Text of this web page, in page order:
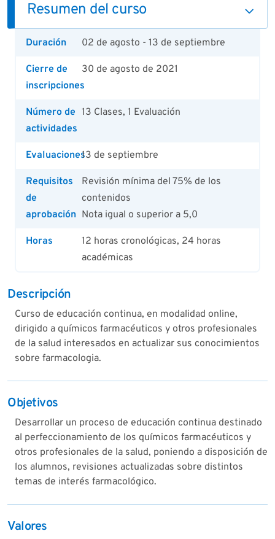
Resumen del curso
Duración 02 de agosto - 13 de septiembre
Cierre de
inscripciones
30 de agosto de 2021
Número de
actividades
13 Clases, 1 Evaluación
Evaluaciones13 de septiembre
Requisitos
de
aprobación
Revisión mínima del 75% de los
contenidos
Nota igual o superior a 5,0
Horas
12 horas cronológicas, 24 horas
académicas
Descripción
Curso de educación continua, en modalidad online,
dirigido a químicos farmacéuticos y otros profesionales
de la salud interesados en actualizar sus conocimientos
sobre farmacologia.
Objetivos
Desarrollar un proceso de educación continua destinado
al perfeccionamiento de los químicos farmacéuticos y
otros profesionales de la salud, poniendo a disposición de
los alumnos, revisiones actualizadas sobre distintos
temas de interés farmacológico.
Valores